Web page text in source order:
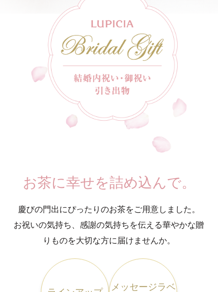
お茶に幸せを詰め込んで。
慶びの門出にぴったりのお茶をご用意しました。
お祝いの気持ち、感謝の気持ちを伝える華やかな贈
りものを大切な方に届けませんか。
メッセージラベ